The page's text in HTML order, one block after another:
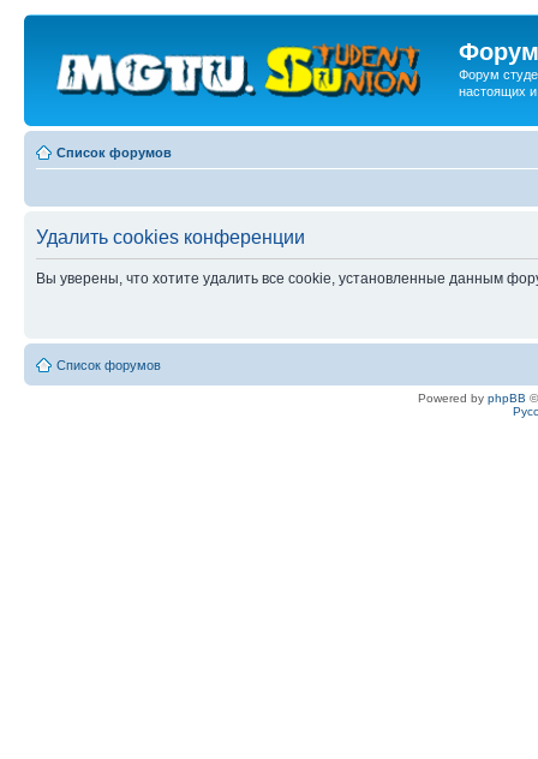
Форум
настоящих
Список форумов
Удалить cookies конференции
Вы уверены, что хотите удалить все cookie, установленные данным
Список форумов
Powered by phpBB